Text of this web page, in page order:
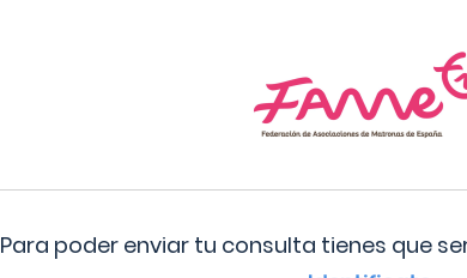
Para poder enviar tu consulta tienes que